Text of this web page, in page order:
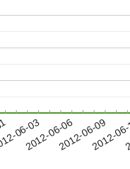
06-03
2012-06-062012-06-09
2012-